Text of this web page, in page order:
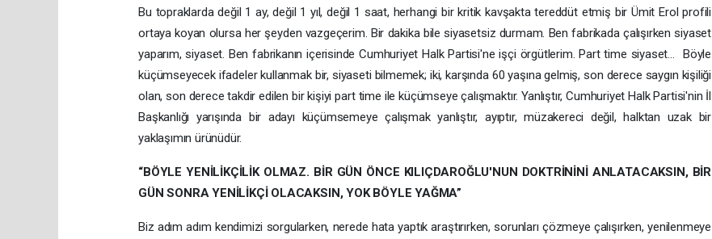
Bu topraklarda değil 1 ay, değil 1 yıl, değil 1 saat, herhangi bir kritik kavşakta tereddüt etmiş bir Ümit Erol profili
ortaya koyan olursa her şeyden vazgeçerim. Bir dakika bile siyasetsiz durmam. Ben fabrikada çalışırken siyaset
yaparım, siyaset. Ben fabrikanın içerisinde Cumhuriyet Halk Partisi'ne işçi örgütlerim. Part time siyaset… Böyle
küçümseyecek ifadeler kullanmak bir, siyaseti bilmemek; iki, karşında 60 yaşına gelmiş, son derece saygın kişiliği
olan, son derece takdir edilen bir kişiyi part time ile küçümseye çalışmaktır. Yanlıştır, Cumhuriyet Halk Partisi'nin İl
Başkanlığı yarışında bir adayı küçümsemeye çalışmak yanlıştır, ayıptır, müzakereci değil, halktan uzak bir
yaklaşımın ürünüdür.
“BÖYLE YENİLİKÇİLİK OLMAZ. BİR GÜN ÖNCE KILIÇDAROĞLU'NUN DOKTRİNİNİ ANLATACAKSIN, BİR
GÜN SONRA YENİLİKÇİ OLACAKSIN, YOK BÖYLE YAĞMA”
Biz adım adım kendimizi sorgularken, nerede hata yaptık araştırırken, sorunları çözmeye çalışırken, yenilenmeye